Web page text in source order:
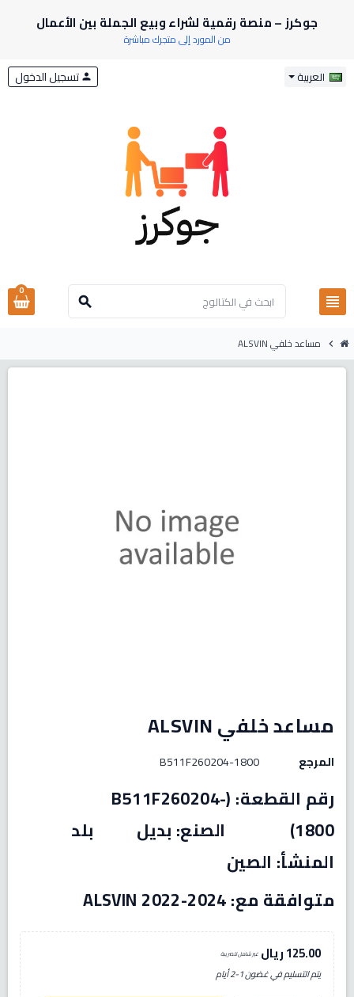
جوكرز – منصة رقمية لشراء وبيع الجملة بين الأعمال
من المورد إلى متجرك مباشرة
العربية
view_headline
search
person تسجيل الدخول
0
chevron_right مساعد خلفي ALSVIN
مساعد خلفي ALSVIN
المرجع B511F260204-1800
رقم القطعة: (B511F260204-
1800) الصنع: بديل بلد
المنشأ: الصين
متوافقة مع: ALSVIN 2022-2024
125.00 ريال غير شامل للضريبة
يتم التسليم في غضون 1-2 أيام